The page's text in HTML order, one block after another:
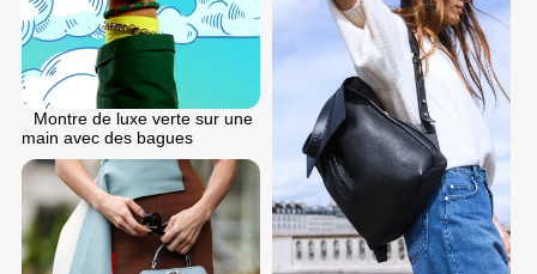
Montre de luxe verte sur une
main avec des bagues